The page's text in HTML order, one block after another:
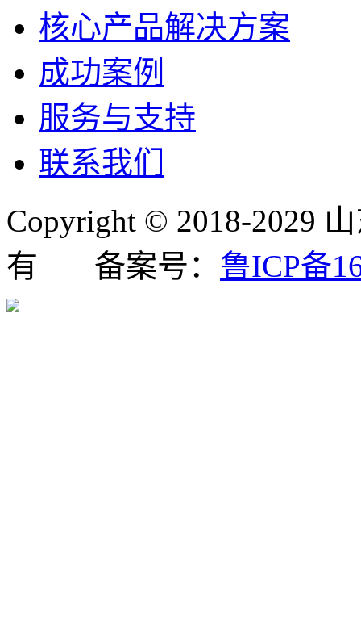
核心产品解决方案
成功案例
服务与支持
联系我们
Copyright © 2018-2029
有 备案号： 鲁ICP备